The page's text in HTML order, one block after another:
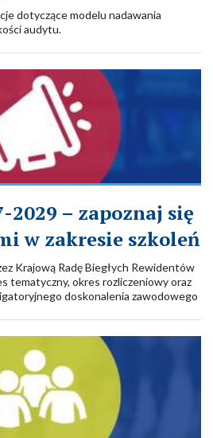
dotyczące modelu nadawania
audytu.
2029 – zapoznaj się
w zakresie szkoleń
Krajową Radę Biegłych Rewidentów
tematyczny, okres rozliczeniowy oraz
doskonalenia zawodowego
oraz atestacji sprawozdawczości
ESG). Uchwały dotyczą okresu
lata 2027–2029.